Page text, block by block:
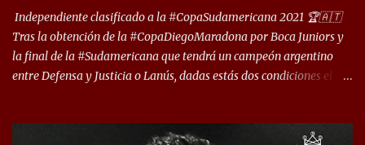
deporte”, afirmó Facundo Moyano. “Creo que Avellaneda...
Independiente clasificado a la #CopaSudamericana 2021 🏆🇦🇹
Tras la obtención de la #CopaDiegoMaradona por Boca Juniors y
la final de la #Sudamericana que tendrá un campeón argentino
entre Defensa y Justicia o Lanús, dadas estás dos condiciones el
que iniciará en fase de grupos con 6 partidos, de los cuales sólo los